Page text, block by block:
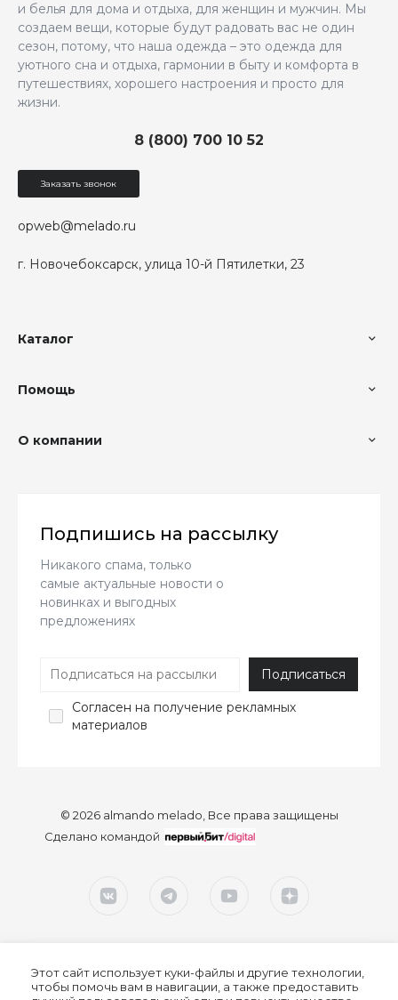
и белья для дома и отдыха, для женщин и мужчин. Мы
создаем вещи, которые будут радовать вас не один
сезон, потому, что наша одежда – это одежда для
уютного сна и отдыха, гармонии в быту и комфорта в
путешествиях, хорошего настроения и просто для
жизни.
г. Новочебоксарск, улица 10-й Пятилетки, 23
8 (800) 700 10 52
opweb@melado.ru
Заказать звонок
Каталог
Помощь
О компании
Подпишись на рассылку
Никакого спама, только
самые актуальные новости о
новинках и выгодных
предложениях
Согласен на получение рекламных
материалов
© 2026 almando melado, Все права защищены
Сделано командой
Этот сайт использует куки-файлы и другие технологии,
чтобы помочь вам в навигации, а также предоставить